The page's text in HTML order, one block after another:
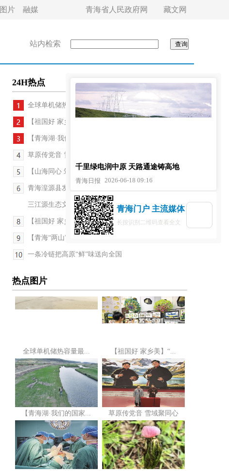
图片 融媒 青海省人民政府网 藏文网
站内检索
24H热点
全球单机储热容量最大的光热电站在青海开建
【祖国好 家乡美】“掉进”孩子的想象里——青海省...
【青海湖·我们的国家公园】以坚守赴湟鱼洄游之约
草原传党音 雪域聚同心
【山海同心 筑梦青海】医疗援青暖了高原牧民心
青海湟源县发现国家二级保护植物桃儿七
三江源生态文化走进成都
【祖国好 家乡美】青海西宁市原创音乐剧《石榴籽的...
【青海“两山”答卷】擦亮三块金字招牌 龙羊小镇开...
一条冷链把高原“鲜”味送向全国
热点图片
全球单机储热容量最... 【祖国好 家乡美】“...
【青海湖·我们的国家... 草原传党音 雪域聚同心
千里绿电润中原 天路通途铸高地
青海日报 2026-06-18 09:16
青海门户 主流媒体
长按识别二维码查看全文